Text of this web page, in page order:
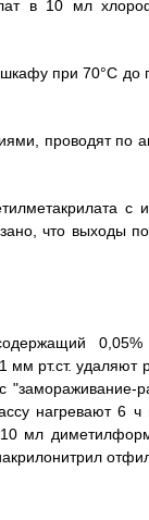
в 10 мл
при 70°С до
проводят по
с
что выходы
0,05%
рт.ст. удаляют
нагревают 6
10 мл